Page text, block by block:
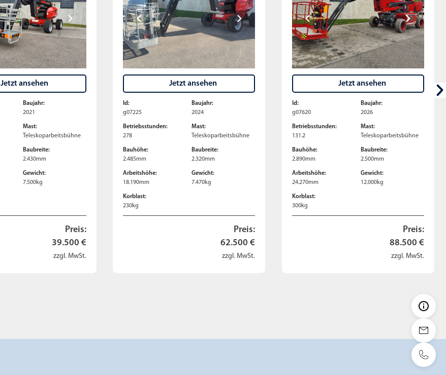
Jetzt ansehen
Baujahr:
2021
Mast:
Teleskoparbeitsbühne
Baubreite:
2.430mm
Gewicht:
7.500kg
Preis:
39.500 €
zzgl. MwSt.
Jetzt ansehen
Id:
g07225
Baujahr:
2024
Betriebsstunden:
278
Mast:
Teleskoparbeitsbühne
Bauhöhe:
2.485mm
Baubreite:
2.320mm
Arbeitshöhe:
18.190mm
Gewicht:
7.470kg
Korblast:
230kg
Preis:
62.500 €
zzgl. MwSt.
Jetzt ansehen
Id:
g07620
Baujahr:
2026
Betriebsstunden:
131.2
Mast:
Teleskoparbeitsbühne
Bauhöhe:
2.890mm
Baubreite:
2.500mm
Arbeitshöhe:
24.270mm
Gewicht:
12.000kg
Korblast:
300kg
Preis:
88.500 €
zzgl. MwSt.